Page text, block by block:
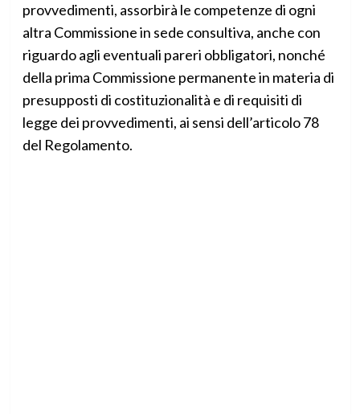
provvedimenti, assorbirà le competenze di ogni
altra Commissione in sede consultiva, anche con
riguardo agli eventuali pareri obbligatori, nonché
della prima Commissione permanente in materia di
presupposti di costituzionalità e di requisiti di
legge dei provvedimenti, ai sensi dell’articolo 78
del Regolamento.